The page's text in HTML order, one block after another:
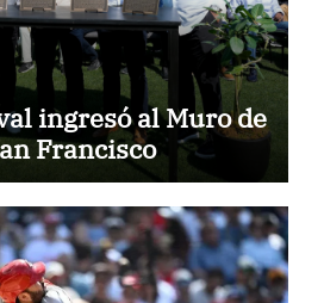
ingresó al Muro de
Francisco